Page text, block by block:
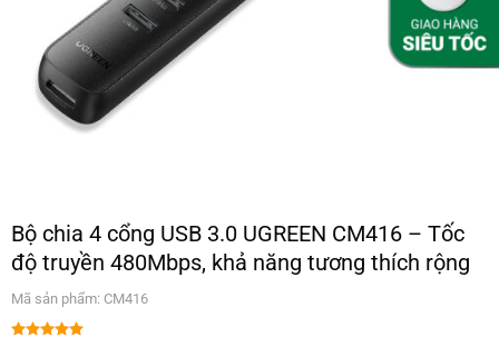
Bộ chia 4 cổng USB 3.0 UGREEN CM416 – Tốc
độ truyền 480Mbps, khả năng tương thích rộng
Mã sản phẩm: CM416